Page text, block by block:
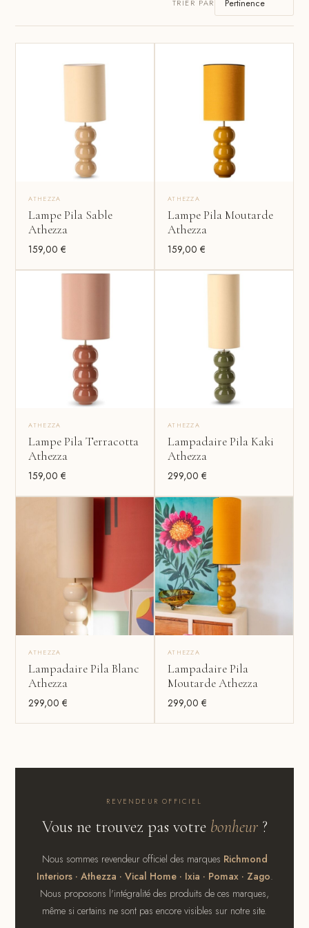
TRIER PAR
ATHEZZA
Lampe Pila Sable
Athezza
159,00€
ATHEZZA
Lampe Pila Moutarde
Athezza
159,00 €
ATHEZZA
Lampe Pila Terracotta
Athezza
159,00€
ATHEZZA
Lampadaire Pila Kaki
Athezza
299,00 €
ATHEZZA
Lampadaire Pila Blanc
Athezza
299,00€
ATHEZZA
Lampadaire Pila
Moutarde Athezza
299,00 €
REVENDEUR OFFICIEL
Vous ne trouvez pas votre bonheur?
Nous sommes revendeur officiel des marques Richmond
Interiors · Athezza · Vical Home · Ixia · Pomax · Zago.
Nous proposons l'intégralité des produits de ces marques,
même si certains ne sont pas encore visibles sur notre site.